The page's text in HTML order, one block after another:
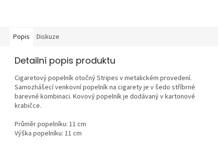
Popis Diskuze
Detailní popis produktu
Cigaretový popelník otočný Stripes v metalickém provedení.
Samozhášecí venkovní popelník na cigarety je v šedo stříbrné
barevné kombinaci. Kovový popelník je dodávaný v kartonové
krabičce.
Průměr popelníku: 11 cm
Výška popelníku: 11 cm